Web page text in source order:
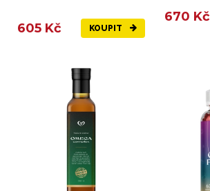
605 Kč KOUPIT
670 Kč